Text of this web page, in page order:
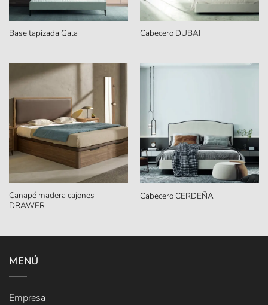
Base tapizada Gala Cabecero DUBAI
Canapé madera cajones
DRAWER
Cabecero CERDEÑA
MENÚ
Empresa